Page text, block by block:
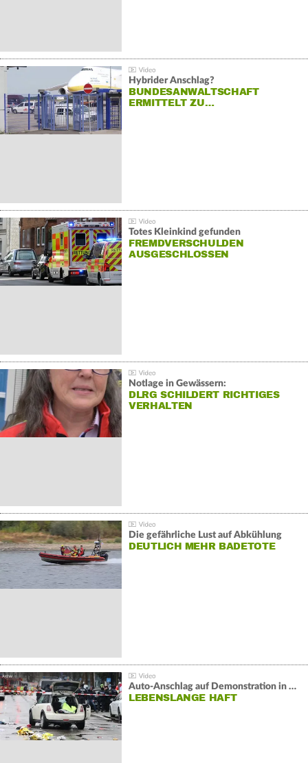
Hybrider Anschlag?
BUNDESANWALTSCHAFT
ERMITTELT ZU…
Totes Kleinkind gefunden
FREMDVERSCHULDEN
AUSGESCHLOSSEN
Notlage in Gewässern:
DLRG SCHILDERT RICHTIGES
VERHALTEN
Die gefährliche Lust auf Abkühlung
DEUTLICH MEHR BADETOTE
Auto-Anschlag auf Demonstration in München:
LEBENSLANGE HAFT